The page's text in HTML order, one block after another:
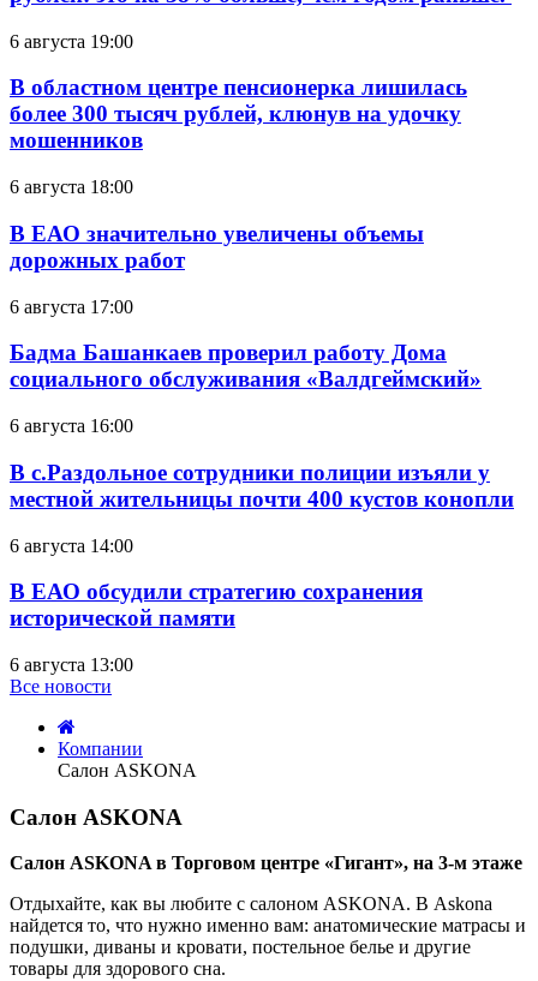
6 августа 19:00
В областном центре пенсионерка лишилась
более 300 тысяч рублей, клюнув на удочку
мошенников
6 августа 18:00
В ЕАО значительно увеличены объемы
дорожных работ
6 августа 17:00
Бадма Башанкаев проверил работу Дома
социального обслуживания «Валдгеймский»
6 августа 16:00
В с.Раздольное сотрудники полиции изъяли у
местной жительницы почти 400 кустов конопли
6 августа 14:00
В ЕАО обсудили стратегию сохранения
исторической памяти
6 августа 13:00
Все новости
Компании
Салон ASKONA
Салон ASKONA
среда,
июня
2022
09:26
Салон ASKONA в Торговом центре «Гигант», на 3-м этаже
Отдыхайте, как вы любите с салоном ASKONA. В Askona
найдется то, что нужно именно вам: анатомические матрасы и
подушки, диваны и кровати, постельное белье и другие
товары для здорового сна.